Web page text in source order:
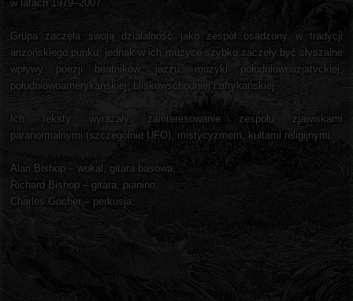
w latach 1979–2007.
Grupa zaczęła swoją działalność jako zespół osadzony w tradycji
arizońskiego punku, jednak w ich muzyce szybko zaczęły być słyszalne
wpływy poezji beatników, jazzu, muzyki południowoazjatyckiej,
południowoamerykańskiej, bliskowschodniej i afrykańskiej.
Ich teksty wyrażały zainteresowanie zespołu zjawiskami
paranormalnymi (szczególnie UFO), mistycyzmem, kultami religijnymi.
Alan Bishop – wokal, gitara basowa,
Richard Bishop – gitara, pianino,
Charles Gocher – perkusja.